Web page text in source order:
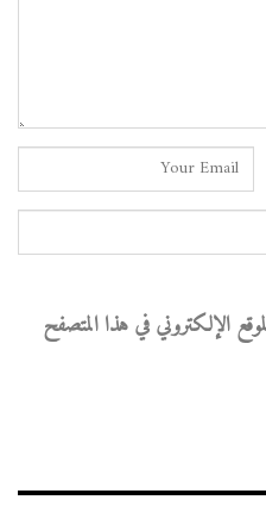
الإلكتروني في هذا المتصفح